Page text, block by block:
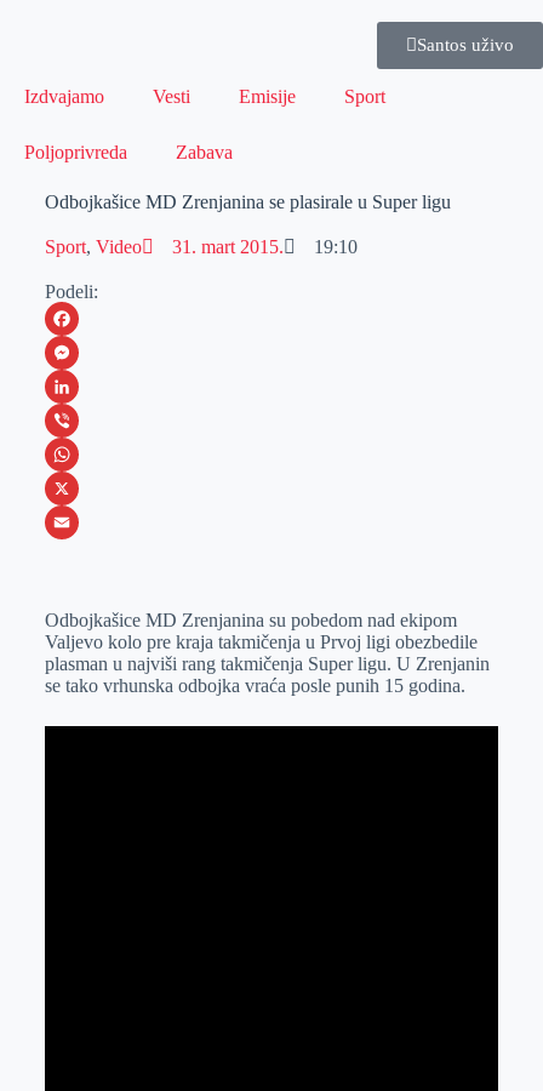
Santos uživo
Izdvajamo Vesti Emisije Sport
Poljoprivreda Zabava
Odbojkašice MD Zrenjanina se plasirale u Super ligu
Sport, Video 31. mart 2015. 19:10
Podeli:
F
a
c
e
b
o
M
e
s
s
e
e
r
L
i
n
k
I
n
V
i
b
W
h
s
A
p
p
X
a
i
l
Odbojkašice MD Zrenjanina su pobedom nad ekipom
Valjevo kolo pre kraja takmičenja u Prvoj ligi obezbedile
plasman u najviši rang takmičenja Super ligu. U Zrenjanin
se tako vrhunska odbojka vraća posle punih 15 godina.